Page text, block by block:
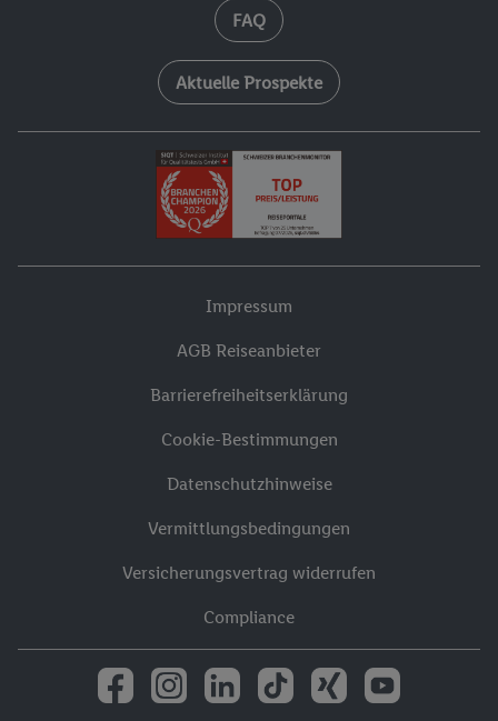
FAQ
Aktuelle Prospekte
Impressum
AGB Reiseanbieter
Barrierefreiheitserklärung
Cookie-Bestimmungen
Datenschutzhinweise
Vermittlungsbedingungen
Versicherungsvertrag widerrufen
Compliance